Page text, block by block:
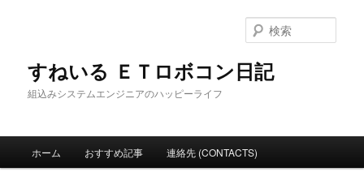
すねいる ＥＴロボコン日記
組込みシステムエンジニアのハッピーライフ
索
ホーム おすすめ記事 連絡先 (CONTACTS)